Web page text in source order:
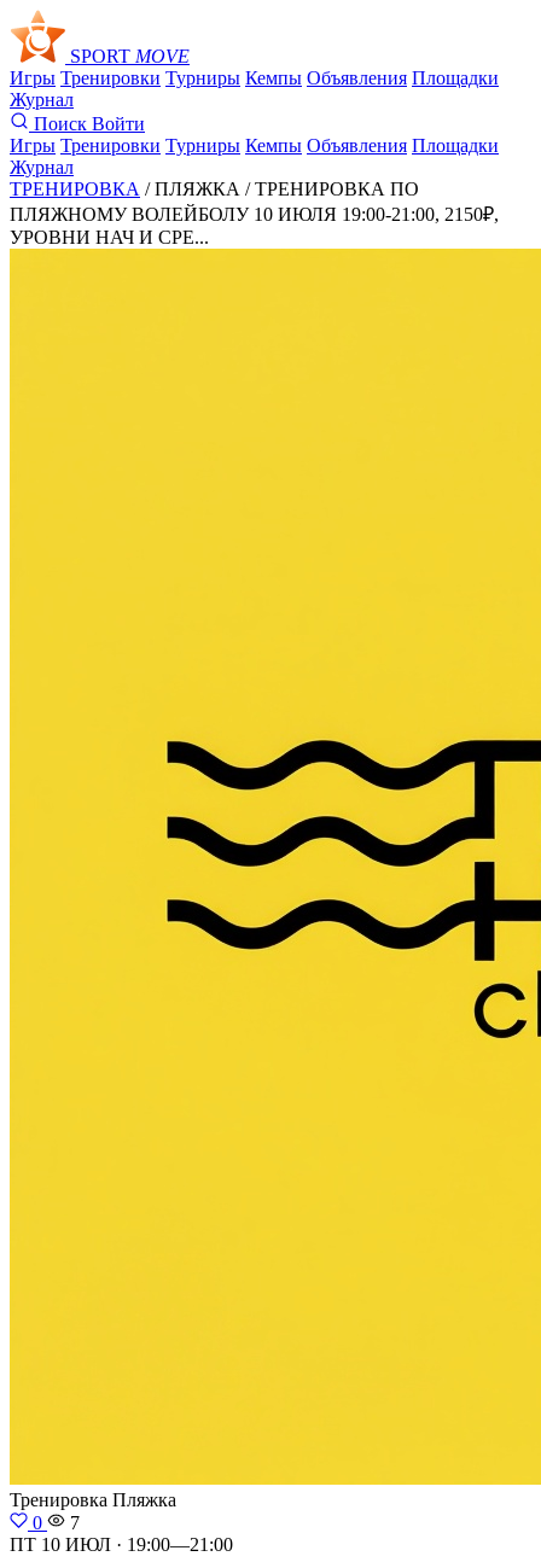
SPORT MOVE
Игры Тренировки Турниры Кемпы Объявления Площадки
Журнал
Поиск Войти
Игры Тренировки Турниры Кемпы Объявления Площадки
Журнал
ТРЕНИРОВКА / ПЛЯЖКА /ТРЕНИРОВКА ПО
ПЛЯЖНОМУ ВОЛЕЙБОЛУ 10 ИЮЛЯ 19:00-21:00, 2150₽,
УРОВНИ НАЧ И СРЕ...
Тренировка Пляжка
0
7
ПТ 10 ИЮЛ · 19:00—21:00